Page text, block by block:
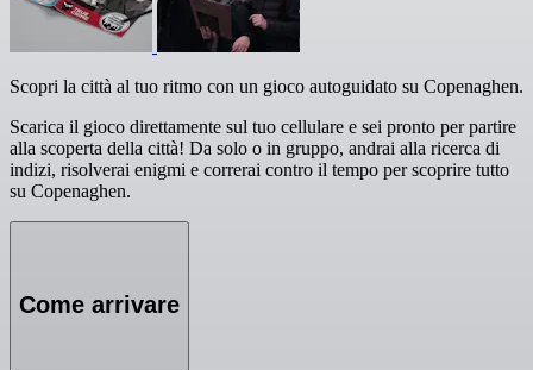
Scopri la città al tuo ritmo con un gioco autoguidato su Copenaghen.
Scarica il gioco direttamente sul tuo cellulare e sei pronto per partire
alla scoperta della città! Da solo o in gruppo, andrai alla ricerca di
indizi, risolverai enigmi e correrai contro il tempo per scoprire tutto
su Copenaghen.
Come arrivare